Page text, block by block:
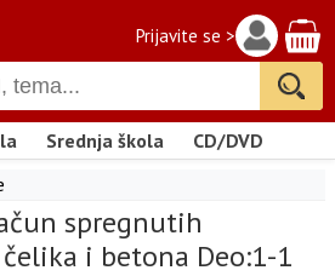
Prijavite se >
Srednja škola
CD/DVD
spregnutih
i betona Deo:1-1